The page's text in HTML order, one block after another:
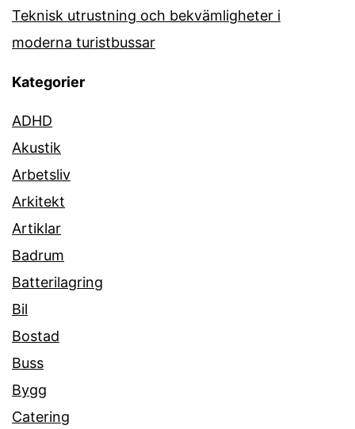
Teknisk utrustning och bekvämligheter i
moderna turistbussar
Kategorier
ADHD
Akustik
Arbetsliv
Arkitekt
Artiklar
Badrum
Batterilagring
Bil
Bostad
Buss
Bygg
Catering